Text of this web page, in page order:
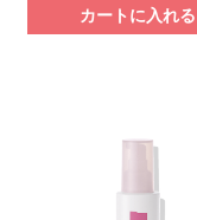
カートに入れる